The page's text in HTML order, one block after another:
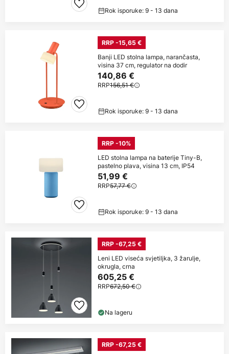
Rok isporuke: 9 - 13 dana
RRP -15,65 €
Banji LED stolna lampa, narančasta,
visina 37 cm, regulator na dodir
140,86 €
RRP156,51 €
Rok isporuke: 9 - 13 dana
RRP -10%
LED stolna lampa na baterije Tiny-B,
pastelno plava, visina 13 cm, IP54
51,99 €
RRP57,77 €
Rok isporuke: 9 - 13 dana
RRP -67,25 €
Leni LED viseća svjetiljka, 3 žarulje,
okrugla, crna
605,25 €
RRP672,50 €
Na lageru
RRP -67,25 €